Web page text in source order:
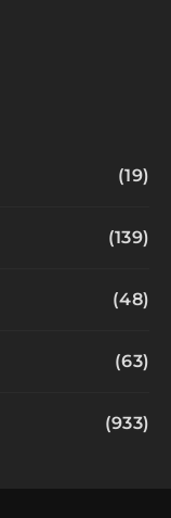
(19)
(139)
(48)
(63)
(933)